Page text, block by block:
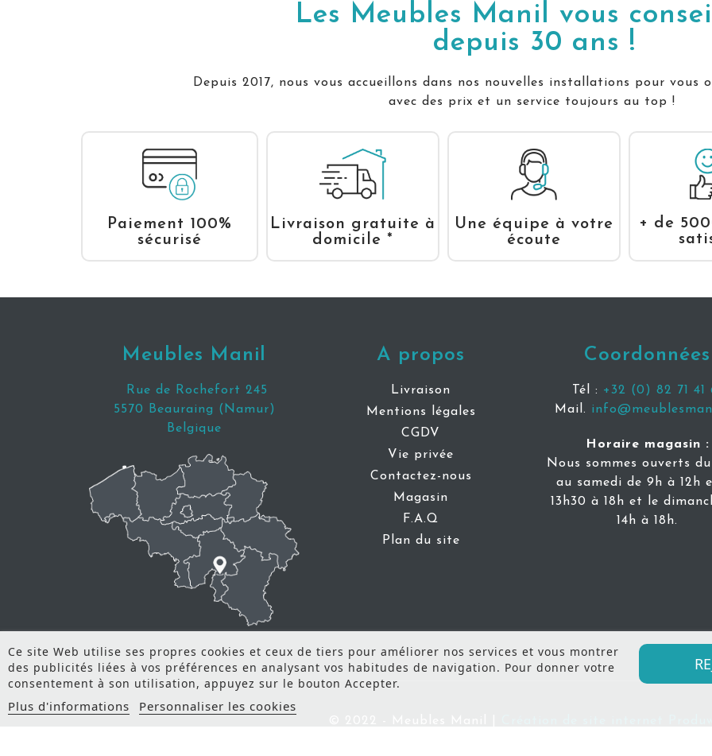
Ce site Web utilise ses propres cookies et ceux de tiers pour améliorer nos services et vous montrer
des publicités liées à vos préférences en analysant vos habitudes de navigation. Pour donner votre
consentement à son utilisation, appuyez sur le bouton Accepter.
Plus d'informations Personnaliser les cookies
Les Meubles Manil vous
depuis 30 ans !
Depuis 2017, nous vous accueillons dans nos nouvelles installations pour
avec des prix et un service toujours au top !
Paiement 100%
sécurisé
Livraison gratuite à
domicile *
Une équipe à votre
écoute
+ de
Meubles Manil
Rue de Rochefort 245
5570 Beauraing (Namur)
Belgique
A propos
Livraison
Mentions légales
CGDV
Vie privée
Contactez-nous
Magasin
F.A.Q
Plan du site
Coordonnées
Tél : +32 (0) 82 71 41
Mail.
Horaire magasin :
Nous sommes ouverts
au samedi de 9h à 12h
13h30 à 18h et le
14h à 18h.